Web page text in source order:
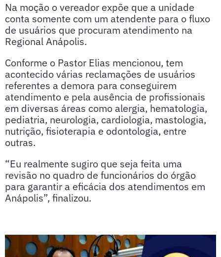
Na moção o vereador expõe que a unidade
conta somente com um atendente para o fluxo
de usuários que procuram atendimento na
Regional Anápolis.
Conforme o Pastor Elias mencionou, tem
acontecido várias reclamações de usuários
referentes a demora para conseguirem
atendimento e pela ausência de profissionais
em diversas áreas como alergia, hematologia,
pediatria, neurologia, cardiologia, mastologia,
nutrição, fisioterapia e odontologia, entre
outras.
“Eu realmente sugiro que seja feita uma
revisão no quadro de funcionários do órgão
para garantir a eficácia dos atendimentos em
Anápolis”, finalizou.